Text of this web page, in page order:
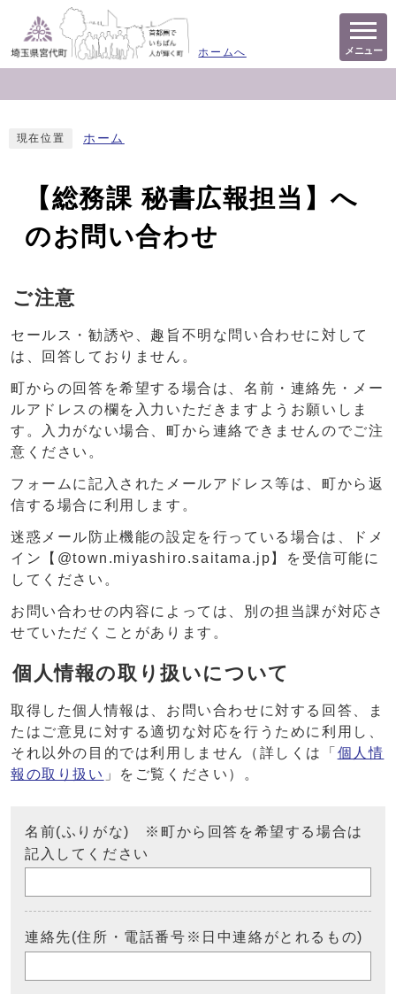
ホームへ メニュー
現在位置 ホーム
【総務課 秘書広報担当】へ
のお問い合わせ
ご注意
セールス・勧誘や、趣旨不明な問い合わせに対して
は、回答しておりません。
町からの回答を希望する場合は、名前・連絡先・メー
ルアドレスの欄を入力いただきますようお願いしま
す。入力がない場合、町から連絡できませんのでご注
意ください。
フォームに記入されたメールアドレス等は、町から返
信する場合に利用します。
迷惑メール防止機能の設定を行っている場合は、ドメ
イン【@town.miyashiro.saitama.jp】を受信可能に
してください。
お問い合わせの内容によっては、別の担当課が対応さ
せていただくことがあります。
個人情報の取り扱いについて
取得した個人情報は、お問い合わせに対する回答、ま
たはご意見に対する適切な対応を行うために利用し、
それ以外の目的では利用しません（詳しくは「 個人情
報の取り扱い 」をご覧ください）。
名前(ふりがな) ※町から回答を希望する場合は
記入してください
連絡先(住所・電話番号※日中連絡がとれるもの)